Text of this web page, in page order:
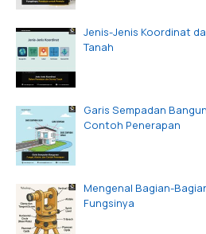
Jenis-Jenis Koordinat
Tanah
Garis Sempadan
Contoh Penerapan
Mengenal Bagian-
Fungsinya